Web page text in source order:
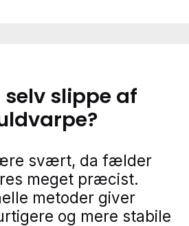
selv slippe af
svært, da fælder
meget præcist.
metoder giver
og mere stabile